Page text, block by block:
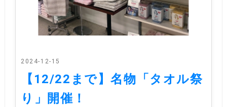
2024-12-15
【12/22まで】名物「タオル祭
り」開催！